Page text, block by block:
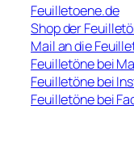
Feuilletoene.de
Shop der
Mail an die
Feuilletöne bei
Feuilletöne bei
Feuilletöne bei